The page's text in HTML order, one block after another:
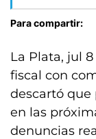
Para compartir:
La Plata, jul 8
fiscal con
descartó que
en las
denuncias